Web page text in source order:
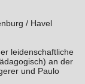
/ Havel
leidenschaftliche
an der
und Paulo